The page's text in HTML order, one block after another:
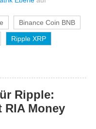
Binance Coin BNB
Ripple XRP
Ripple:
RIA Money